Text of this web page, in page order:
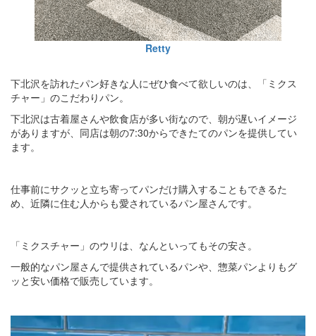
Retty
下北沢を訪れたパン好きな人にぜひ食べて欲しいのは、「ミクス
チャー」のこだわりパン。
下北沢は古着屋さんや飲食店が多い街なので、朝が遅いイメージ
がありますが、同店は朝の7:30からできたてのパンを提供してい
ます。
仕事前にサクッと立ち寄ってパンだけ購入することもできるた
め、近隣に住む人からも愛されているパン屋さんです。
「ミクスチャー」のウリは、なんといってもその安さ。
一般的なパン屋さんで提供されているパンや、惣菜パンよりもグ
ッと安い価格で販売しています。